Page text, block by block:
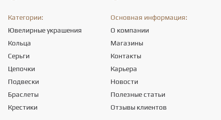
Категории:
Ювелирные украшения
Кольца
Серьги
Цепочки
Подвески
Браслеты
Крестики
Основная информация:
О компании
Магазины
Контакты
Карьера
Новости
Полезные статьи
Отзывы клиентов